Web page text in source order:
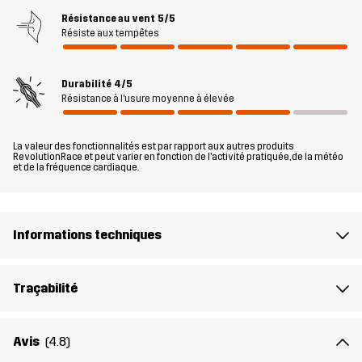
en montagne : jupe pare-neige, capuche compatible avec un
casque, poche pour forfait de ski et manches avec passe-pouces.
flexibilité, et le réflecteur intégré Recco® permet d’être localisé en
cas d’urgence. Lisse, durable et protectrice – la AccXel 2L Ski
Jacket est votre alliée pour profiter pleinement des journées sur
Le mannequin fait 174 cm et porte du S
Matériau 2
Doublure 1
Résistance au vent 5/5
Résiste aux tempêtes
Durabilité 4/5
Résistance à l'usure moyenne à élevée
La valeur des fonctionnalités est par rapport aux autres produits
RevolutionRace et peut varier en fonction de l'activité pratiquée, de la météo
et de la fréquence cardiaque.
Informations techniques
Traçabilité
Avis (4.8)